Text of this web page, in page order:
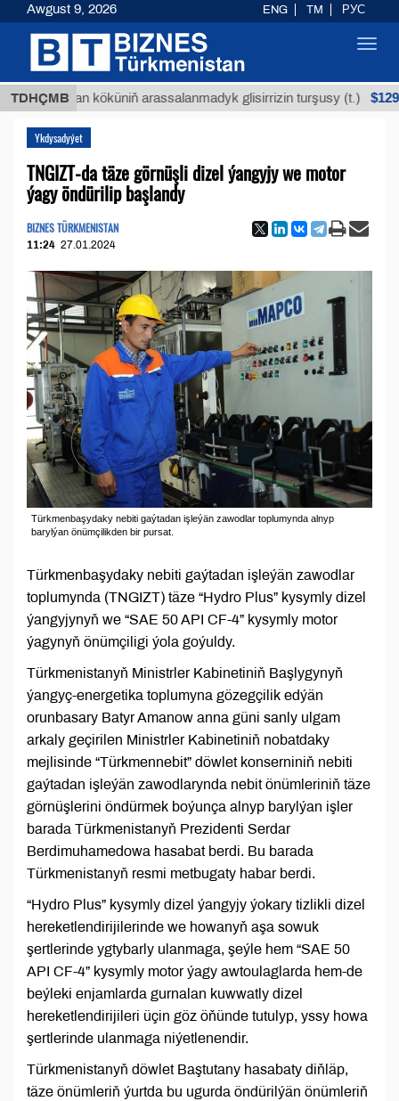
TDHÇMB
Buýan köküniň arassalanmadyk glisirrizin turşusy (t.) $12935,18
Ykdysadyýet
TNGIZT-da täze görnüşli dizel ýangyjy we motor
ýagy öndürilip başlandy
BIZNES TÜRKMENISTAN
11:24 27.01.2024
Türkmenbaşydaky nebiti gaýtadan işleýän zawodlar toplumynda alnyp
barylýan önümçilikden bir pursat.
Türkmenbaşydaky nebiti gaýtadan işleýän zawodlar
toplumynda (TNGIZT) täze “Hydro Plus” kysymly dizel
ýangyjynyň we “SAE 50 API CF-4” kysymly motor
ýagynyň önümçiligi ýola goýuldy.
Türkmenistanyň Ministrler Kabinetiniň Başlygynyň
ýangyç-energetika toplumyna gözegçilik edýän
orunbasary Batyr Amanow anna güni sanly ulgam
arkaly geçirilen Ministrler Kabinetiniň nobatdaky
mejlisinde “Türkmennebit” döwlet konserniniň nebiti
gaýtadan işleýän zawodlarynda nebit önümleriniň täze
görnüşlerini öndürmek boýunça alnyp barylýan işler
barada Türkmenistanyň Prezidenti Serdar
Berdimuhamedowa hasabat berdi. Bu barada
Türkmenistanyň resmi metbugaty habar berdi.
“Hydro Plus” kysymly dizel ýangyjy ýokary tizlikli dizel
hereketlendirijilerinde we howanyň aşa sowuk
şertlerinde ygtybarly ulanmaga, şeýle hem “SAE 50
API CF-4” kysymly motor ýagy awtoulaglarda hem-de
beýleki enjamlarda gurnalan kuwwatly dizel
hereketlendirijileri üçin göz öňünde tutulyp, yssy howa
şertlerinde ulanmaga niýetlenendir.
Türkmenistanyň döwlet Baştutany hasabaty diňläp,
täze önümleriň ýurtda bu ugurda öndürilýän önümleriň
Awgust 9, 2026 ENG TM РУС